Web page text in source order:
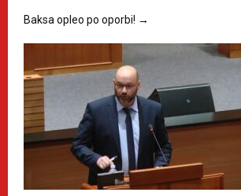
Baksa opleo po oporbi! →